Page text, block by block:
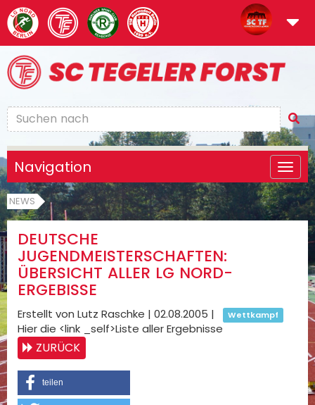
Navigation
NEWS
DEUTSCHE
JUGENDMEISTERSCHAFTEN:
ÜBERSICHT ALLER LG NORD-
ERGEBISSE
Erstellt von Lutz Raschke | 02.08.2005 | Wettkampf
Hier die <link _self>Liste aller Ergebnisse
ZURÜCK
teilen